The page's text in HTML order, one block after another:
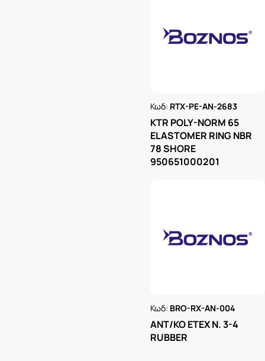
Κωδ: RTX-PE-AN-2683
KTR POLY-NORM 65
ELASTOMER RING NBR
78 SHORE
950651000201
Κωδ: BRO-RX-AN-004
ΑΝΤ/ΚΟ ΕΤΕΧ Ν. 3-4
RUBBER